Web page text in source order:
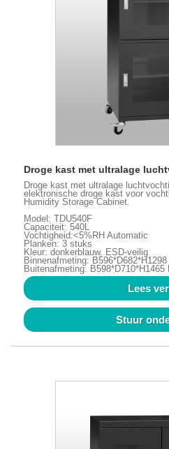
Droge kast met ultralage
Droge kast met ultralage
elektronische droge kast voor
Humidity Storage Cabinet.
Model: TDU540F
Capaciteit: 540L
Vochtigheid:<5%RH Automatic
Planken: 3 stuks
Kleur: donkerblauw, ESD-veilig
Binnenafmeting: B596*D682*H1298
Buitenafmeting: B598*D710*H1465
Lees
Stuur